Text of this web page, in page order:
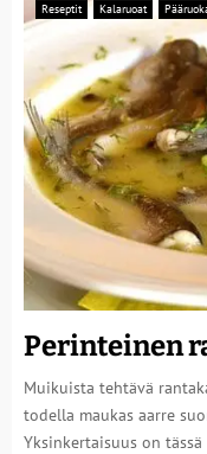
Reseptit Kalaruoat
Perinteinen
Muikuista tehtävä
todella maukas aarre
Yksinkertaisuus on